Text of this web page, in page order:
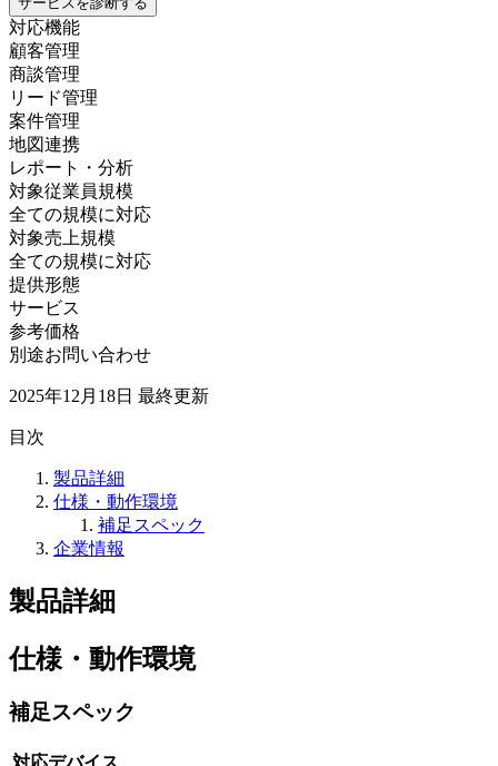
対応機能
顧客管理
商談管理
リード管理
案件管理
地図連携
レポート・分析
対象従業員規模
全ての規模に対応
対象売上規模
全ての規模に対応
提供形態
サービス
参考価格
別途お問い合わせ
2025年12月18日 最終更新
目次
製品詳細
仕様・動作環境
補足スペック
企業情報
製品詳細
仕様・動作環境
補足スペック